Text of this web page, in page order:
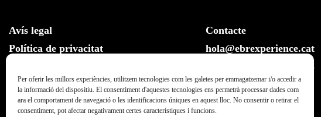
Per oferir les millors experiències, utilitzem tecnologies com les galetes per emmagatzemar i/o accedir a
la informació del dispositiu. El consentiment d'aquestes tecnologies ens permetrà processar dades com
ara el comportament de navegació o les identificacions úniques en aquest lloc. No consentir o retirar el
consentiment, pot afectar negativament certes característiques i funcions.
Avís legal
Política de privacitat
Contacte
hola@ebrexperience.cat
610 20 33 25